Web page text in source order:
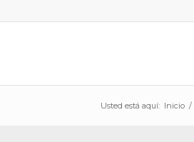
Usted está aquí: Inicio /